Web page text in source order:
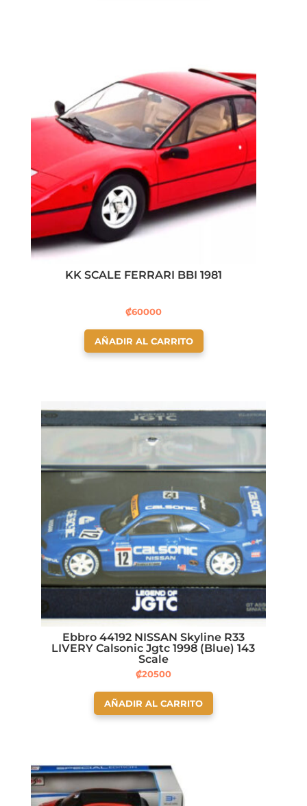
KK SCALE FERRARI BBI 1981
₡60000
AÑADIR AL CARRITO
Ebbro 44192 NISSAN Skyline R33
LIVERY Calsonic Jgtc 1998 (Blue) 143
Scale
₡20500
AÑADIR AL CARRITO